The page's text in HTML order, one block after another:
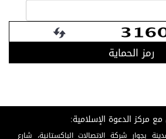
رمز الحماية
مع مركز الدعوة الإسلامية:
بجوار شركة الاتصالات الباكستانية، شارع